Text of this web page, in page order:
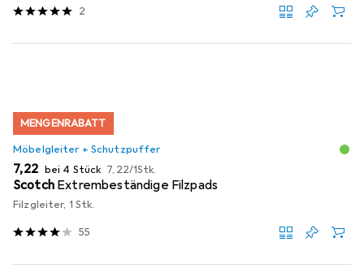
2
MENGENRABATT
Möbelgleiter + Schutzpuffer
EUR
7,22 bei 4 Stück EUR
7,22/1Stk.
Scotch Extrembeständige Filzpads
Filzgleiter, 1 Stk.
55